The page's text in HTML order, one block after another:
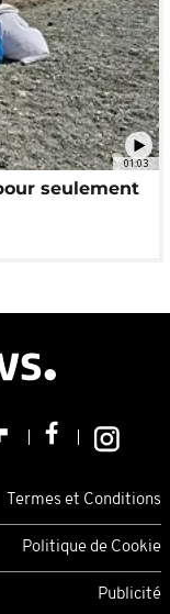
01:03
seulement
Termes et Conditions
Politique de Cookie
Publicité